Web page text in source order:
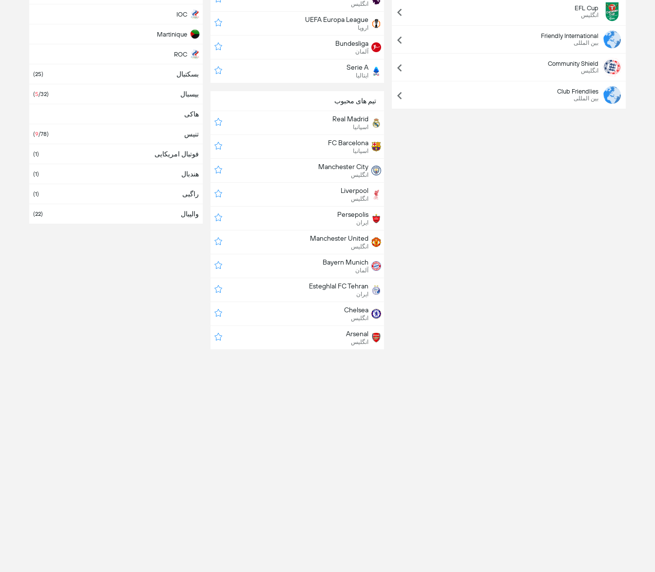
EFL Cup
انگلیس
Friendly International
بین المللی
Community Shield
انگلیس
Club Friendlies
بین المللی
انگلیس
UEFA Europa League
اروپا
Bundesliga
آلمان
Serie A
ایتالیا
IOC
Martinique
ROC
Stay Homeبسکتبال (25)
بیسبال (5/32)
هاکی
تنیس (9/78)
فوتبال امریکایی (1)
هندبال (1)
راگبی (1)
والیبال (22)
تیم های محبوب
Real Madrid
اسپانیا
FC Barcelona
اسپانیا
Manchester City
انگلیس
Liverpool
انگلیس
Persepolis
ایران
Manchester United
انگلیس
Bayern Munich
آلمان
Esteghlal FC Tehran
ایران
Chelsea
انگلیس
Arsenal
انگلیس